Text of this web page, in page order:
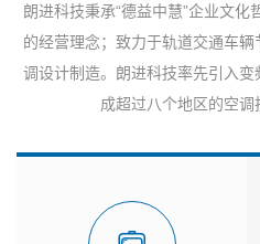
朗进科技秉承“德益中慧”企业文化
的经营理念；致力于轨道交通车
调设计制造。朗进科技率先引入
成超过八个地区的空调